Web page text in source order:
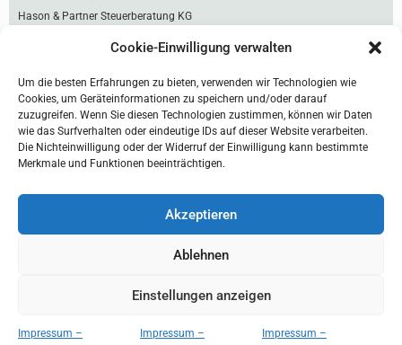
Cookie-Einwilligung verwalten
Um die besten Erfahrungen zu bieten, verwenden wir Technologien wie
Cookies, um Geräteinformationen zu speichern und/oder darauf
zuzugreifen. Wenn Sie diesen Technologien zustimmen, können wir Daten
wie das Surfverhalten oder eindeutige IDs auf dieser Website verarbeiten.
Die Nichteinwilligung oder der Widerruf der Einwilligung kann bestimmte
Merkmale und Funktionen beeinträchtigen.
Akzeptieren
Ablehnen
Einstellungen anzeigen
Impressum – Impressum – Impressum –
Hason & Partner Steuerberatung KG
Tel +43 1 211 91-0
Fax +43 1 216 99 76
office@hason.at
Lageplan & Anfahrt
Disclaimer Impressum/Datenschutz